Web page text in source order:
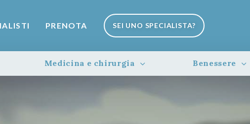
PRENOTA SEI UNO SPECIALISTA?
Medicina e chirurgia Benessere